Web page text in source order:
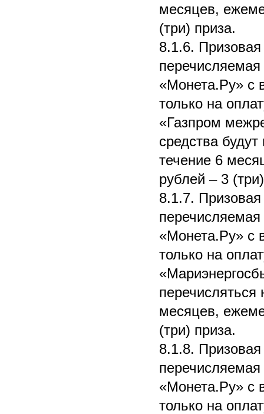
месяцев,
(три) приза.
8.1.6.
«Монета.Ру» с
только на
«Газпром
средства
течение 6
рублей – 3
8.1.7.
«Монета.Ру» с
только на
перечисляться
месяцев,
(три) приза.
8.1.8.
«Монета.Ру» с
только на